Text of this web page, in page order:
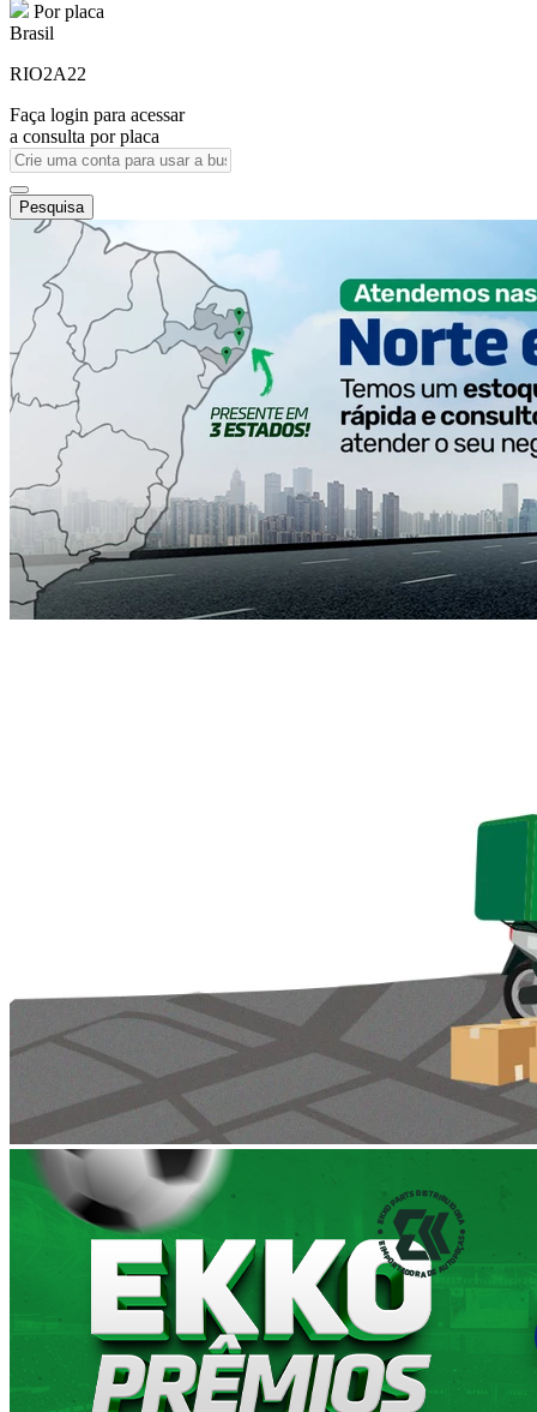
Por placa
Brasil
RIO2A22
Faça login para acessar
a consulta por placa
Pesquisa